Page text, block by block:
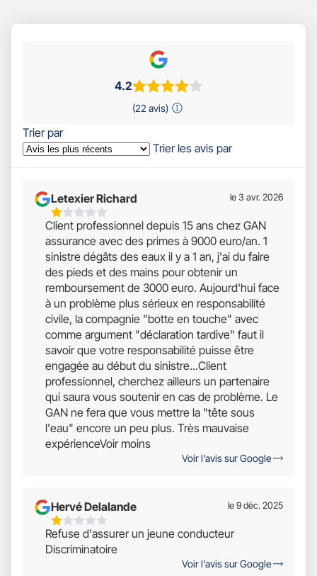
4.2
(22 avis)
Trier par
Trier les avis par
Letexier Richard
1
Étoiles
Sur
5
le 3 avr. 2026
Client professionnel depuis 15 ans chez GAN
assurance avec des primes à 9000 euro/an. 1
sinistre dégâts des eaux il y a 1 an, j'ai du faire
des pieds et des mains pour obtenir un
remboursement de 3000 euro. Aujourd'hui face
à un problème plus sérieux en responsabilité
civile, la compagnie "botte en touche" avec
comme argument "déclaration tardive" faut il
savoir que votre responsabilité puisse être
engagée au début du sinistre...Client
professionnel, cherchez ailleurs un partenaire
qui saura vous soutenir en cas de problème. Le
GAN ne fera que vous mettre la "tête sous
l'eau" encore un peu plus. Très mauvaise
expérienceVoir moins
Voir l'avis sur Google
Hervé Delalande
1
Étoiles
Sur
le 9 déc. 2025
Refuse d'assurer un jeune conducteur
Discriminatoire
Voir l'avis sur Google